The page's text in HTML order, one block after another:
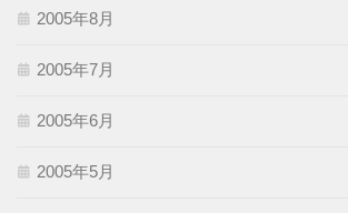
2005年8月
2005年7月
2005年6月
2005年5月